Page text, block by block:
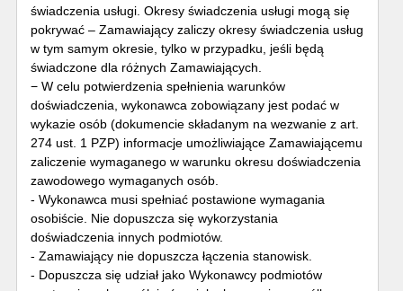
świadczenia usługi. Okresy świadczenia usługi mogą się
pokrywać – Zamawiający zaliczy okresy świadczenia usług
w tym samym okresie, tylko w przypadku, jeśli będą
świadczone dla różnych Zamawiających.
− W celu potwierdzenia spełnienia warunków
doświadczenia, wykonawca zobowiązany jest podać w
wykazie osób (dokumencie składanym na wezwanie z art.
274 ust. 1 PZP) informacje umożliwiające Zamawiającemu
zaliczenie wymaganego w warunku okresu doświadczenia
zawodowego wymaganych osób.
- Wykonawca musi spełniać postawione wymagania
osobiście. Nie dopuszcza się wykorzystania
doświadczenia innych podmiotów.
- Zamawiający nie dopuszcza łączenia stanowisk.
- Dopuszcza się udział jako Wykonawcy podmiotów